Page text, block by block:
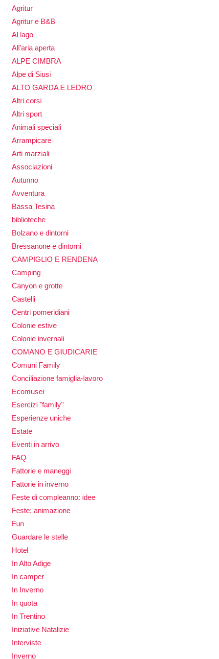
Agritur
Agritur e B&B
Al lago
All'aria aperta
ALPE CIMBRA
Alpe di Siusi
ALTO GARDA E LEDRO
Altri corsi
Altri sport
Animali speciali
Arrampicare
Arti marziali
Associazioni
Autunno
Avventura
Bassa Tesina
biblioteche
Bolzano e dintorni
Bressanone e dintorni
CAMPIGLIO E RENDENA
Camping
Canyon e grotte
Castelli
Centri pomeridiani
Colonie estive
Colonie invernali
COMANO E GIUDICARIE
Comuni Family
Conciliazione famiglia-lavoro
Ecomusei
Esercizi "family"
Esperienze uniche
Estate
Eventi in arrivo
FAQ
Fattorie e maneggi
Fattorie in inverno
Feste di compleanno: idee
Feste: animazione
Fun
Guardare le stelle
Hotel
In Alto Adige
In camper
In Inverno
In quota
In Trentino
Iniziative Natalizie
Interviste
Inverno